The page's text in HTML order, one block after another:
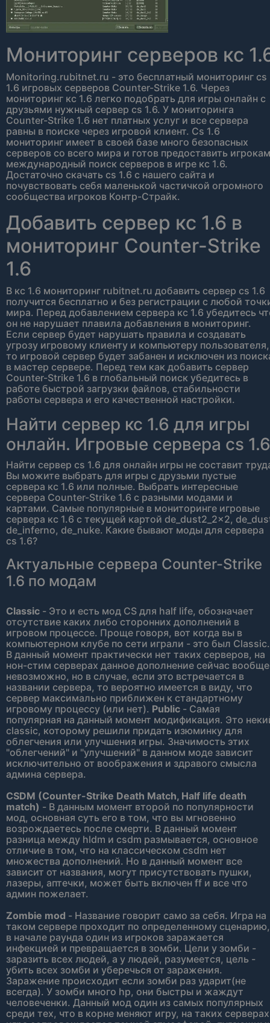
Мониторинг серверов кс
Monitoring.rubitnet.ru - это бесплатный мониторинг cs
1.6 игровых серверов Counter-Strike 1.6. Через
мониторинг кс 1.6 легко подобрать для игры онлайн с
друзьями нужный сервер cs 1.6. У мониторинга
Counter-Strike 1.6 нет платных услуг и все сервера
равны в поиске через игровой клиент. Сs 1.6
мониторинг имеет в своей базе много безопасных
серверов со всего мира и готов предоставить игрокам
международный поиск серверов в игре кс 1.6.
Достаточно скачать cs 1.6 с нашего сайта и
почувствовать себя маленькой частичкой огромного
сообщества игроков Контр-Страйк.
Добавить сервер кс 1.6 в
мониторинг Counter-Strike
1.6
В кс 1.6 мониторинг rubitnet.ru добавить сервер cs 1.6
получится бесплатно и без регистрации с любой
мира. Перед добавлением сервера кс 1.6 убедитесь
он не нарушает плавила добавления в мониторинг.
Если сервер будет нарушать правила и создавать
угрозу игровому клиенту и компьютеру пользователя,
то игровой сервер будет забанен и исключен из
в мастер сервере. Перед тем как добавить сервер
Counter-Strike 1.6 в глобальный поиск убедитесь в
работе быстрой загрузки файлов, стабильности
работы сервера и его качественной настройки.
Найти сервер кс 1.6 для игры
онлайн. Игровые сервера cs 1.6
Найти сервер cs 1.6 для онлайн игры не составит
Вы можите выбрать для игры с друзьми пустые
сервера кс 1.6 или полные. Выбрать интересные
сервера Counter-Strike 1.6 с разными модами и
картами. Самые популярные в мониторинге игровые
сервера кс 1.6 с текущей картой de_dust2_2x2,
de_inferno, de_nuke. Какие бывают моды для сервера
cs 1.6?
Актуальные сервера Counter-Strike
1.6 по модам
Classic - Это и есть мод CS для half life, обозначает
отсутствие каких либо сторонних дополнений в
игровом процессе. Проще говоря, вот когда вы в
компьютерном клубе по сети играли - это был Classic.
В данный момент практически нет таких серверов, на
нон-стим серверах данное дополнение сейчас вообще
невозможно, но в случае, если это встречается в
названии сервера, то вероятно имеется в виду, что
сервер максимально приближен к стандартному
игровому процессу (или нет). Public - Самая
популярная на данный момент модификация. Это
classic, которому решили придать изюминку для
облегчения или улучшения игры. Значимость этих
"облегчений" и "улучшений" в данном моде зависит
исключительно от воображения и здравого смысла
админа сервера.
CSDM (Counter-Strike Death Match, Half life death
match) - В данным момент второй по популярности
мод, основная суть его в том, что вы мгновенно
возрождаетесь после смерти. В данный момент
разница между hldm и csdm размывается, основное
отличие в том, что на классическом csdm нет
множества дополнений. Но в данный момент все
зависит от названия, могут присутствовать пушки,
лазеры, аптечки, может быть включен ff и все что
админ пожелает.
Zombie mod - Название говорит само за себя. Игра на
таком сервере проходит по определенному сценарию,
в начале раунда один из игроков заражается
инфекцией и превращается в зомби. Цели у зомби -
заразить всех людей, а у людей, разумеется, цель -
убить всех зомби и уберечься от заражения.
Заражение происходит если зомби раз ударит(не
всегда). У зомби много hp, они быстры и жаждут
человеченки. Данный мод один из самых популярных
среди тех, что в корне меняют игру, на таких серверах